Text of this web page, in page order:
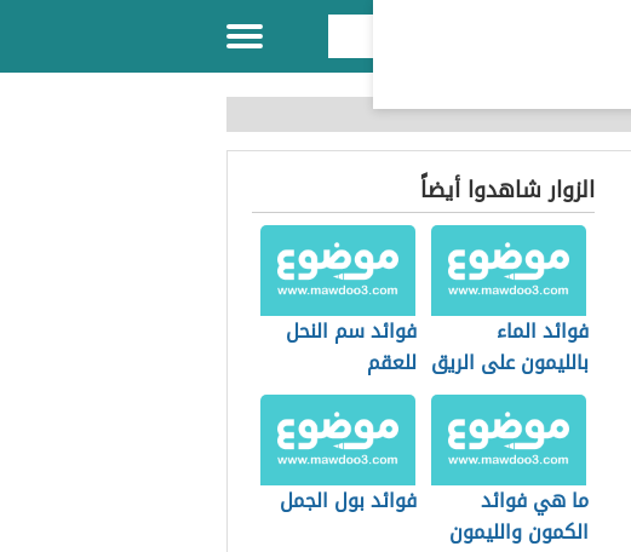
الزوار شاهدوا أيضاً
فوائد الماء
بالليمون على الريق
فوائد سم النحل
للعقم
ما هي فوائد
الكمون والليمون
فوائد بول الجمل